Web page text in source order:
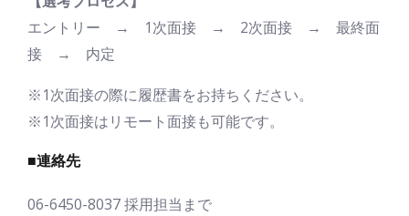
エントリー → 1次面接 → 2次面接 → 最終面
接 → 内定
※1次面接の際に履歴書をお持ちください。
※1次面接はリモート面接も可能です。
■連絡先
06-6450-8037 採用担当まで